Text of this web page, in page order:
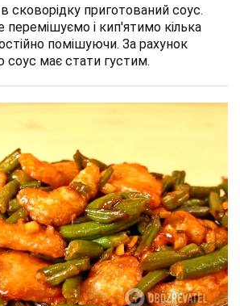
сковорідку приготований соус.
перемішуємо і кип'ятимо кілька
помішуючи. За рахунок
соус має стати густим.